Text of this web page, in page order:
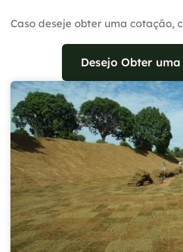
Caso deseje obter uma cotação,
Desejo Obter